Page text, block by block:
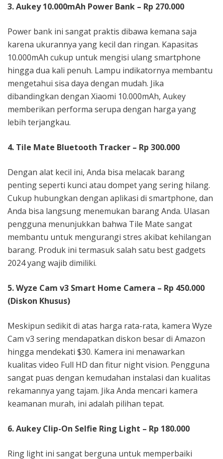
3. Aukey 10.000mAh Power Bank – Rp 270.000
Power bank ini sangat praktis dibawa kemana saja
karena ukurannya yang kecil dan ringan. Kapasitas
10.000mAh cukup untuk mengisi ulang smartphone
hingga dua kali penuh. Lampu indikatornya membantu
mengetahui sisa daya dengan mudah. Jika
dibandingkan dengan Xiaomi 10.000mAh, Aukey
memberikan performa serupa dengan harga yang
lebih terjangkau.
4. Tile Mate Bluetooth Tracker – Rp 300.000
Dengan alat kecil ini, Anda bisa melacak barang
penting seperti kunci atau dompet yang sering hilang.
Cukup hubungkan dengan aplikasi di smartphone, dan
Anda bisa langsung menemukan barang Anda. Ulasan
pengguna menunjukkan bahwa Tile Mate sangat
membantu untuk mengurangi stres akibat kehilangan
barang. Produk ini termasuk salah satu best gadgets
2024 yang wajib dimiliki.
5. Wyze Cam v3 Smart Home Camera – Rp 450.000
(Diskon Khusus)
Meskipun sedikit di atas harga rata-rata, kamera Wyze
Cam v3 sering mendapatkan diskon besar di Amazon
hingga mendekati $30. Kamera ini menawarkan
kualitas video Full HD dan fitur night vision. Pengguna
sangat puas dengan kemudahan instalasi dan kualitas
rekamannya yang tajam. Jika Anda mencari kamera
keamanan murah, ini adalah pilihan tepat.
6. Aukey Clip-On Selfie Ring Light – Rp 180.000
Ring light ini sangat berguna untuk memperbaiki